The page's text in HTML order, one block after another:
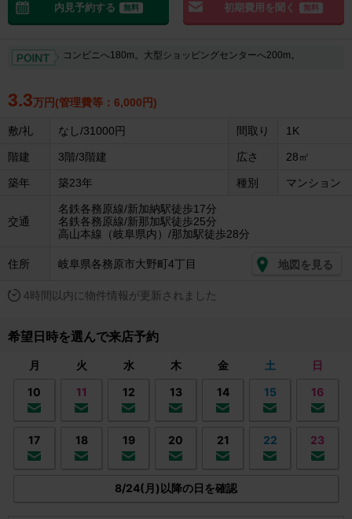
内見予約する 無料 初期費用を聞く 無料
コンビニへ180m。大型ショッピングセンターへ200m。
3.3万円(管理費等：6,000円)
敷/礼 なし/31000円 間取り 1K
階建 3階/3階建 広さ 28㎡
築年 築23年 種別 マンション
交通
名鉄各務原線/新加納駅徒歩17分
名鉄各務原線/新那加駅徒歩25分
高山本線（岐阜県内）/那加駅徒歩28分
住所 岐阜県各務原市大野町4丁目 地図を見る
4時間以内に物件情報が更新されました
希望日時を選んで来店予約
月 火 水 木 金 土
日
10
11 12 13 14 15 16
17 18 19 20 21 22 23
8/24(月)以降の日を確認